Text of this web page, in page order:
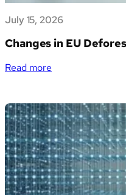
apre
alle
italiane
gestione
propri
dati
di
sostenibilità
July 15, 2026
Changes in EU
Read more
EU
Deforestation
Regulation
(EUDR)